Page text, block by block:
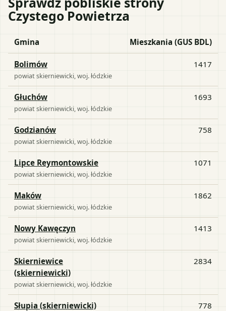
Czystego Powietrza
Gmina Mieszkania (GUS BDL)
Bolimów
powiatskierniewicki , woj.łódzkie
1417
Głuchów
powiatskierniewicki , woj.łódzkie
1693
Godzianów
powiatskierniewicki , woj.łódzkie
758
Lipce Reymontowskie
powiatskierniewicki , woj.łódzkie
1071
Maków
powiatskierniewicki , woj.łódzkie
1862
Nowy Kawęczyn
powiatskierniewicki , woj.łódzkie
1413
Skierniewice
(skierniewicki)
powiatskierniewicki , woj.łódzkie
2834
Słupia (skierniewicki) 778